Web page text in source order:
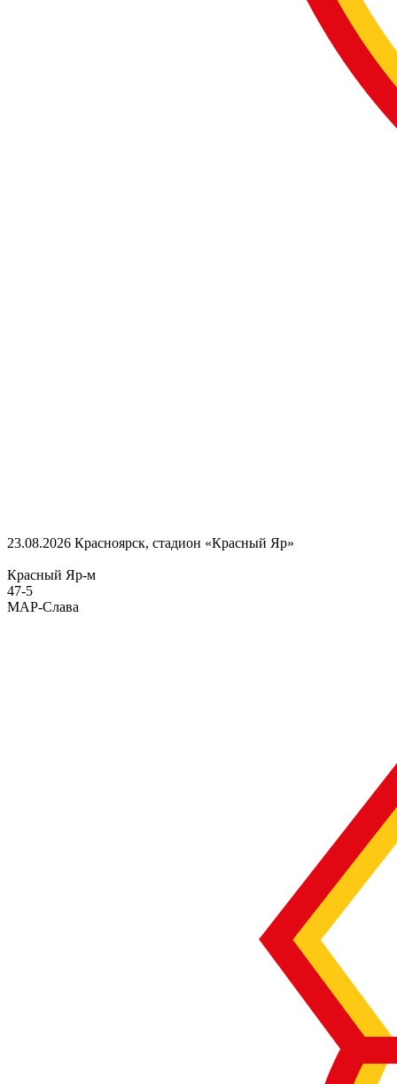
23.08.2026 Красноярск, стадион «Красный Яр»
Красный Яр-м
47-5
МАР-Слава